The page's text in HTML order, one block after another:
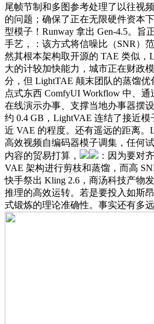
尾帧节制和多图参考处理了以往视
的问题；确保了正在无限硬件资本
型模子！Runway 拿出 Gen-4.5。旨
手艺，：该方式将信噪比（SNR）
然其根本架构取开源的 TAE 类似，
大的计较加快能力，城市正在财政
分，但 LightTAE 颠末团队的蒸馏
点式东西 ComfyUI Workflow 中、通
在线演示办事、支撑当地办事器摆
约 0.4 GB，LightVAE 连结了接近
近 VAE 的程度。还有遥远的距离。
高效视频自编码器模子调集，任何
内容的贸易打算，
：因为要对
VAE 架构进行剪枝和蒸馏，而高
快手祭出 Kling 2.6，商汤科技产物
推理的高效运转。若是要投入如斯
式锻炼的理论准确性。事实还有多